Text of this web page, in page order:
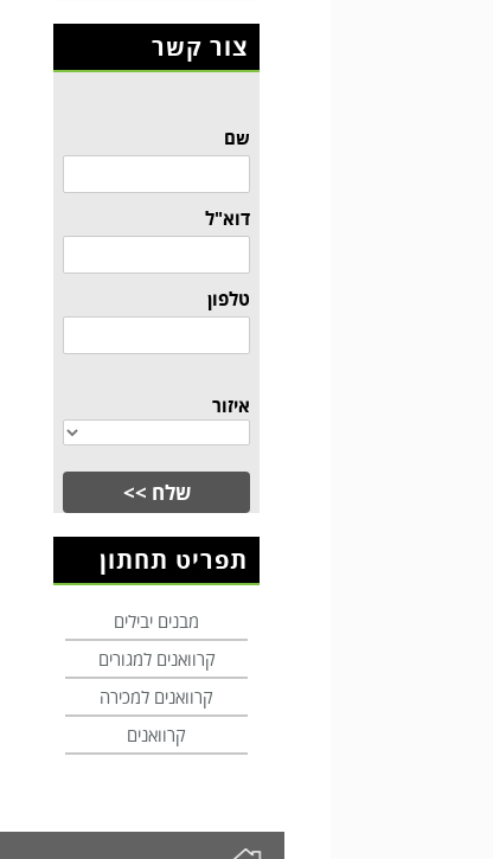
צור קשר
שם
דוא"ל
טלפון
איזור
תפריט תחתון
מבנים יבילים
קרוואנים למגורים
קרוואנים למכירה
קרוואנים